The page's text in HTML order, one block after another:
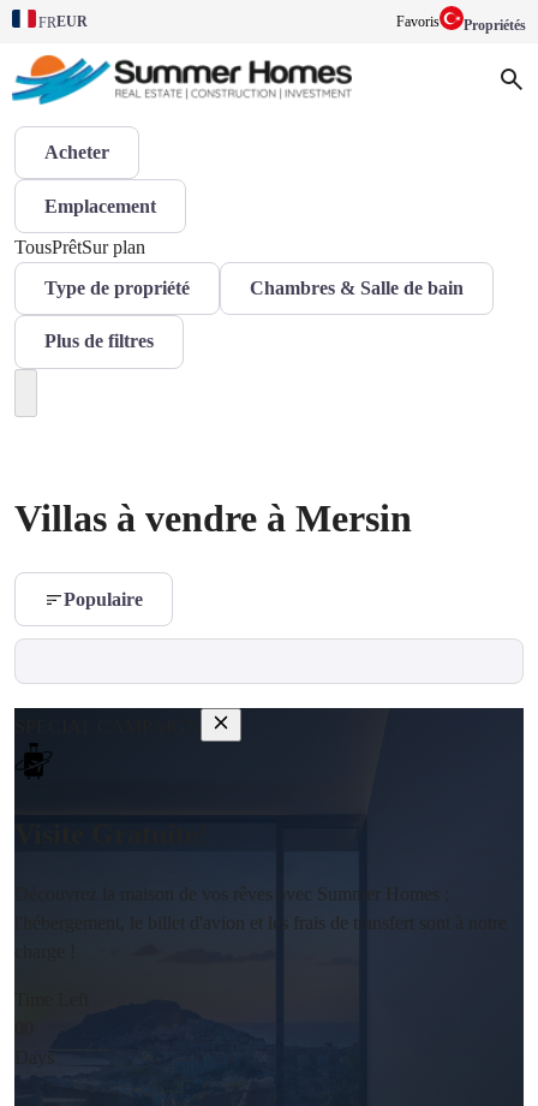
FREUR Favoris Propriétés
Acheter
Emplacement
TousPrêtSur plan
Type de propriété Chambres & Salle de bain
Plus de filtres
Villas à vendre à Mersin
Populaire
Découvrez la maison de vos rêves avec Summer Homes ;
l'hébergement, le billet d'avion et les frais de transfert sont à notre
Days